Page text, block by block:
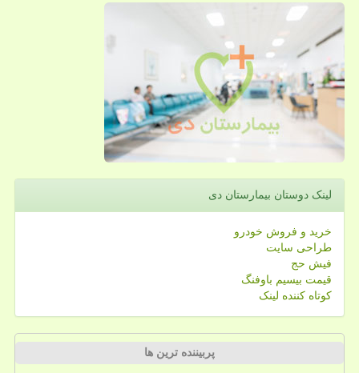
لینک دوستان بیمارستان دی
خرید و فروش خودرو
طراحی سایت
فیش حج
قیمت بیسیم باوفنگ
کوتاه کننده لینک
پربیننده ترین ها